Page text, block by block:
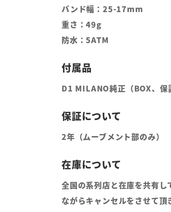
バンド幅：25-17mm
重さ：49g
防水：5ATM
D1 MILANO純正（BOX、保
2年（ムーブメント部のみ）
全国の系列店と在庫を共有
ながらキャンセルをさせて頂